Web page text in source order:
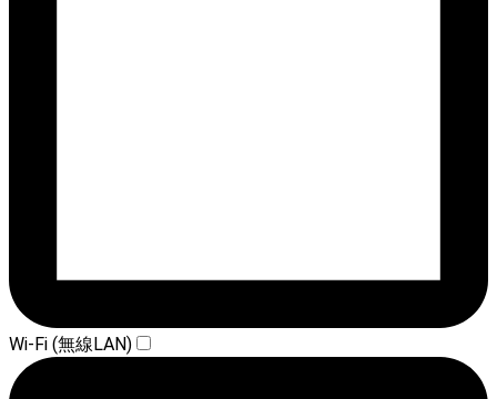
Wi-Fi (無線LAN)